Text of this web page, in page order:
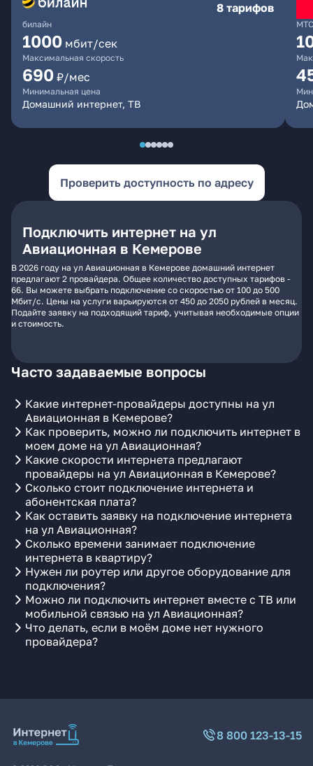
билайн
8 тарифов
1000 мбит/сек
Максимальная скорость
690 ₽/мес
Минимальная цена
Домашний интернет, ТВ
МТС
Проверить доступность по адресу
Подключить интернет на ул
Авиационная в Кемерове
В 2026 году на ул Авиационная в Кемерове домашний интернет
предлагают 2 провайдера. Общее количество доступных тарифов -
66. Вы можете выбрать подключение со скоростью от 100 до 500
Мбит/с. Цены на услуги варьируются от 450 до 2050 рублей в месяц.
Подайте заявку на подходящий тариф, учитывая необходимые опции
и стоимость.
Часто задаваемые вопросы
Какие интернет-провайдеры доступны на ул
Авиационная в Кемерове?
Как проверить, можно ли подключить интернет в
моем доме на ул Авиационная?
Какие скорости интернета предлагают
провайдеры на ул Авиационная в Кемерове?
Сколько стоит подключение интернета и
абонентская плата?
Как оставить заявку на подключение интернета
на ул Авиационная?
Сколько времени занимает подключение
интернета в квартиру?
Нужен ли роутер или другое оборудование для
подключения?
Можно ли подключить интернет вместе с ТВ или
мобильной связью на ул Авиационная?
Что делать, если в моём доме нет нужного
провайдера?
8 800 123-13-15